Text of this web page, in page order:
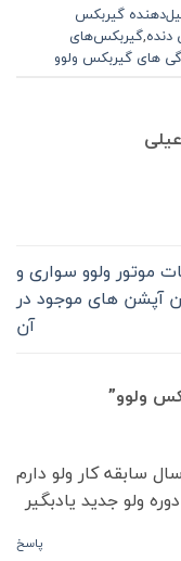
گیربکس
,گیربکس‌های
های گیربکس ولوو
موتور ولوو سواری و
آپشن های موجود در
آن
ولوو”
سلام خسته نباشید من ۱۵ سال سابقه کار ولو دارم
ولو جدید یادبگیر
پاسخ